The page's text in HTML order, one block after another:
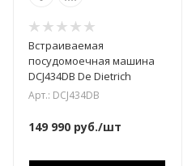
Встраиваемая
посудомоечная машина
DCJ434DB De Dietrich
Арт.: DCJ434DB
149 990 руб./шт